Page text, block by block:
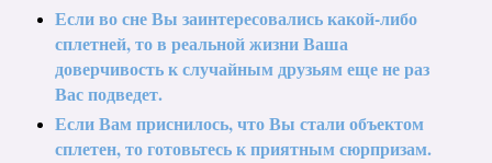
Если во сне Вы заинтересовались какой-либо
сплетней, то в реальной жизни Ваша
доверчивость к случайным друзьям еще не раз
Вас подведет.
Если Вам приснилось, что Вы стали объектом
сплетен, то готовьтесь к приятным сюрпризам.